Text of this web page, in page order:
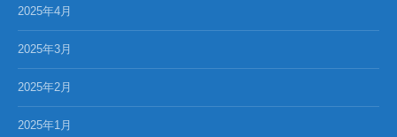
2025年4月
2025年3月
2025年2月
2025年1月